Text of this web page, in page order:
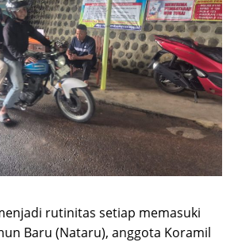
rutinitas setiap memasuki
Baru (Nataru), anggota Koramil